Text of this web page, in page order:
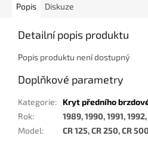
Popis Diskuze
Detailní popis produktu
Popis produktu není dostupný
Doplňkové parametry
Kategorie:
Kryt předního
Rok:
1989, 1990, 1991,
Model: CR 125, CR 250, CR 500